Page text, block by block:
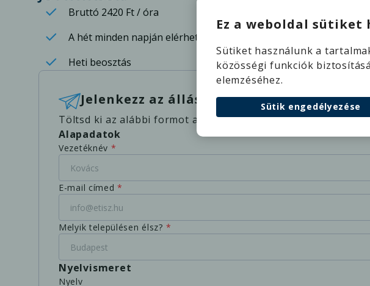
Ez a weboldal sütiket
Sütiket használunk a
közösségi funkciók
elemzéséhez.
Sütik engedélyezése
Bruttó 2420 Ft / óra
A hét minden napján elérhető műszakok
Heti beosztás
Jelenkezz az állásra könnyen és
Töltsd ki az alábbi formot a jelentkezéshez.
Alapadatok
Vezetéknév *
E-mail címed *
Melyik településen élsz? *
Nyelvismeret
Nyelv